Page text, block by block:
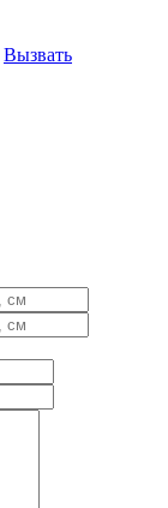
Вызвать